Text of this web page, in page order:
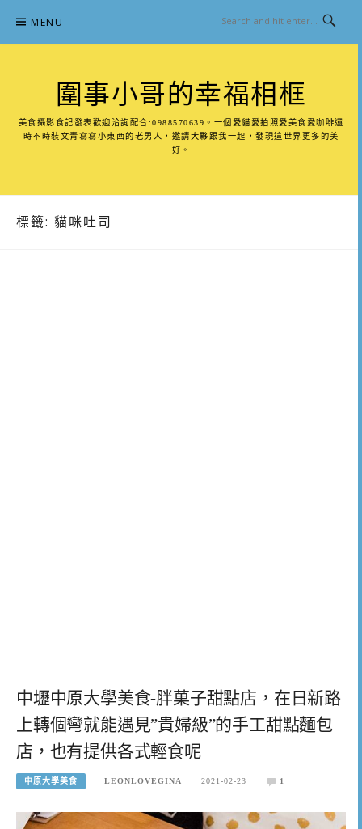
content
MENU
圍事小哥的幸福相框
美食攝影食記發表歡迎洽詢配合:0988570639。一個愛貓愛拍照愛美食愛咖啡還
時不時裝文青寫寫小東西的老男人，邀請大夥跟我一起，發現這世界更多的美
好。
標籤: 貓咪吐司
中壢中原大學美食-胖菓子甜點店，在日新路
上轉個彎就能遇見”貴婦級”的手工甜點麵包
店，也有提供各式輕食呢
中原大學美食 LEONLOVEGINA 2021-02-23 1